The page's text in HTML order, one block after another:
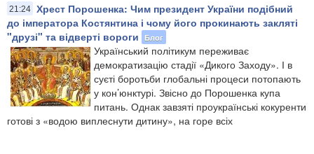
21:24 Хрест Порошенка: Чим президент України подібний
до імператора Костянтина і чому його прокинають закляті
"друзі" та відверті вороги
Блог
​Український політикум переживає
демократизацію стадії «Дикого Заходу». І в
суєті боротьби глобальні процеси потопають
у кон’юнктурі. Звісно до Порошенка купа
питань. Однак завзяті проукраїнські кокуренти
готові з «водою виплеснути дитину», на горе всіх